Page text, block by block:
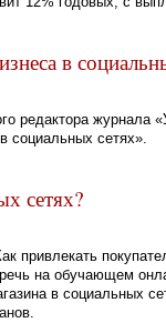
в
редактора журнала
социальных сетях».
сетях?
привлекать
на обучающем
в социальных